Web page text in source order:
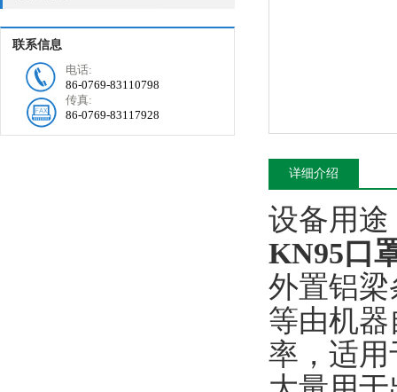
联系信息
电话:
86-0769-83110798
传真:
86-0769-83117928
详细介绍
设备用途
KN95口
外置铝
等由机
率，适